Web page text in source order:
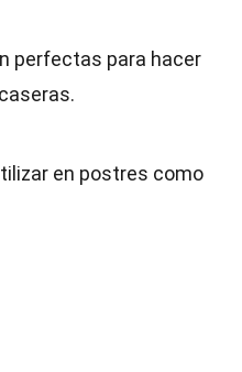
perfectas para hacer
en postres como